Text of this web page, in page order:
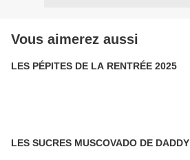
Vous aimerez aussi
LES PÉPITES DE LA RENTRÉE 2025
LES SUCRES MUSCOVADO DE DADDY